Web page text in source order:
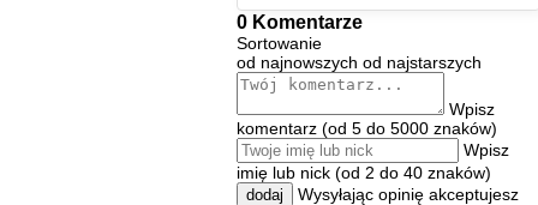
0 Komentarze
Sortowanie
od najnowszych od najstarszych
Wpisz
komentarz (od 5 do 5000 znaków)
Wpisz
imię lub nick (od 2 do 40 znaków)
dodaj
Wysyłając opinię akceptujesz